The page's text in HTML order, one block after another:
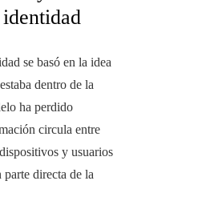
se basó en la idea
dentro de la
ha perdido
circula entre
y usuarios
directa de la